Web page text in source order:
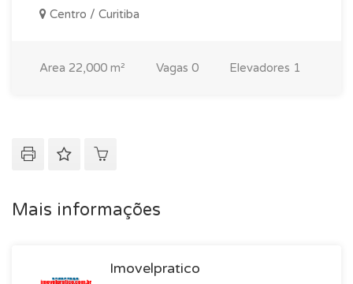
Centro / Curitiba
Area 22,000 m² Vagas 0 Elevadores 1
Mais informações
Imovelpratico